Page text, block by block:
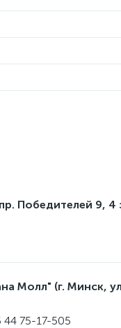
Победителей 9, 4
Молл" (г. Минск,
44 75-17-505